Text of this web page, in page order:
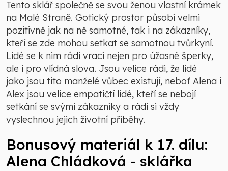
Tento sklář společně se svou ženou vlastní krámek
na Malé Straně. Gotický prostor působí velmi
pozitivně jak na ně samotné, tak i na zákazníky,
kteří se zde mohou setkat se samotnou tvůrkyní.
Lidé se k nim rádi vrací nejen pro úžasné šperky,
ale i pro vlídná slova. Jsou velice rádi, že lidé
jako jsou tito manželé vůbec existují, neboť Alena i
Alex jsou velice empatičtí lidé, kteří se nebojí
setkání se svými zákazníky a rádi si vždy
vyslechnou jejich životní příběhy.
Bonusový materiál k 17. dílu:
Alena Chládková - sklářka